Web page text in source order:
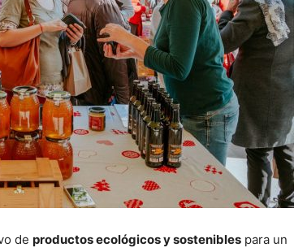
de productos ecológicos y sostenibles para un